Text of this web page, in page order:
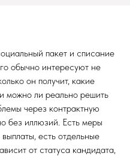
пакет и списание
обычно интересуют не
он получит, какие
можно ли реально решить
через контрактную
без иллюзий. Есть меры
есть отдельные
от статуса кандидата,